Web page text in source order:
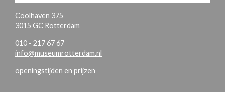
Coolhaven 375
3015 GC Rotterdam
010 - 217 67 67
info@museumrotterdam.nl
openingstijden en prijzen